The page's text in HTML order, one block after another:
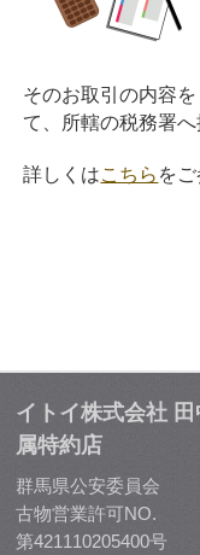
そのお取引の内容
て、所轄の税務署
詳しくはこちら をご
イトイ株式会社
属特約店
群馬県公安委員会
古物営業許可NO.
第421110205400号